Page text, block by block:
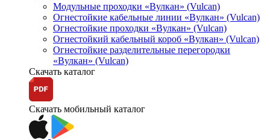
Модульные проходки «Вулкан» (Vulcan)
Огнестойкие кабельные линии «Вулкан» (Vulcan)
Огнестойкие проходки «Вулкан» (Vulcan)
Огнестойкий кабельный короб «Вулкан» (Vulcan)
Огнестойкие разделительные перегородки
«Вулкан» (Vulcan)
Скачать каталог
Скачать мобильный каталог